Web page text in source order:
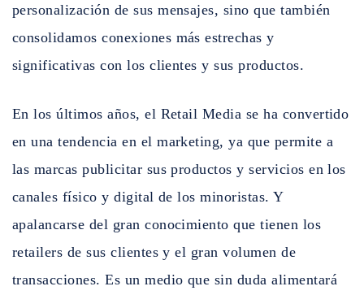
personalización de sus mensajes, sino que también
consolidamos conexiones más estrechas y
significativas con los clientes y sus productos.
En los últimos años, el Retail Media se ha convertido
en una tendencia en el marketing, ya que permite a
las marcas publicitar sus productos y servicios en los
canales físico y digital de los minoristas. Y
apalancarse del gran conocimiento que tienen los
retailers de sus clientes y el gran volumen de
transacciones. Es un medio que sin duda alimentará